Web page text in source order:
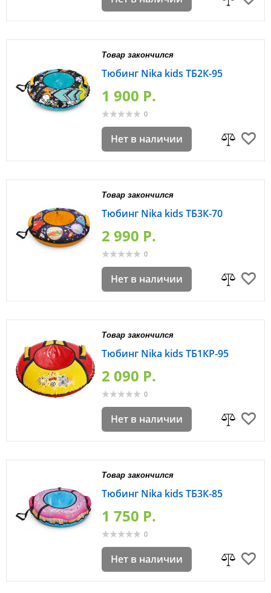
Товар закончился
Тюбинг Nika kids ТБ2К-95
1 900 P.
0
Нет в наличии
Товар закончился
Тюбинг Nika kids ТБ3К-70
2 990 P.
0
Нет в наличии
Товар закончился
Тюбинг Nika kids ТБ1КР-95
2 090 P.
0
Нет в наличии
Товар закончился
Тюбинг Nika kids ТБ3К-85
1 750 P.
0
Нет в наличии